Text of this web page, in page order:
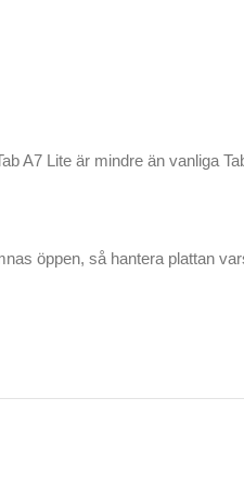
A7 Lite är mindre än vanliga
öppen, så hantera plattan